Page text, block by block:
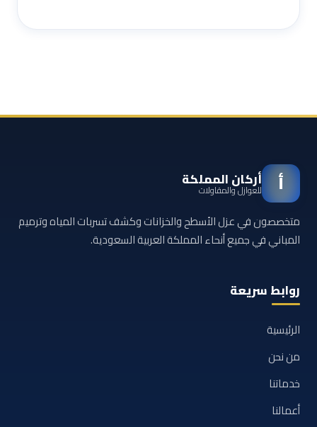
أ أركان المملكة
للعوازل والمقاولات
متخصصون في عزل الأسطح والخزانات وكشف تسربات المياه وترميم
المباني في جميع أنحاء المملكة العربية السعودية.
روابط سريعة
الرئيسية
من نحن
خدماتنا
أعمالنا